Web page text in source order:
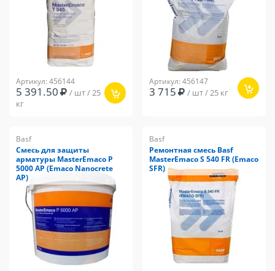
Артикул: 456144
5 391.50 / шт / 25
кг
Артикул: 456147
3 715 / шт / 25 кг
Basf
Смесь для защиты
арматуры MasterEmaco P
5000 AP (Emaco Nanocrete
AP)
Basf
Ремонтная смесь Basf
MasterEmaco S 540 FR (Emaco
SFR)